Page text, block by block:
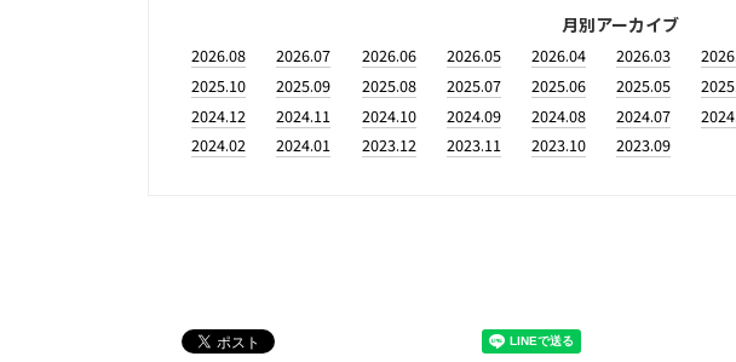
月別アーカイブ
2026.08 2026.07 2026.06 2026.05 2026.04 2026.03
2025.10
2025.09 2025.08 2025.07 2025.06 2025.05
2024.12
2024.11 2024.10 2024.09 2024.08 2024.07
2024.02
2024.01 2023.12 2023.11 2023.10 2023.09